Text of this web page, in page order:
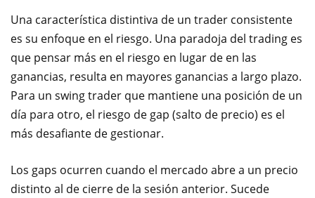
Una característica distintiva de un trader consistente
es su enfoque en el riesgo. Una paradoja del trading es
que pensar más en el riesgo en lugar de en las
ganancias, resulta en mayores ganancias a largo plazo.
Para un swing trader que mantiene una posición de un
día para otro, el riesgo de gap (salto de precio) es el
más desafiante de gestionar.
Los gaps ocurren cuando el mercado abre a un precio
distinto al de cierre de la sesión anterior. Sucede